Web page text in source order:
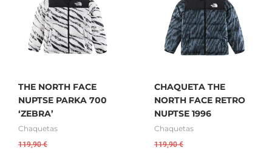
THE NORTH FACE
NUPTSE PARKA 700
‘ZEBRA’
Chaquetas
119,90€
CHAQUETA THE
NORTH FACE RETRO
NUPTSE 1996
Chaquetas
119,90€